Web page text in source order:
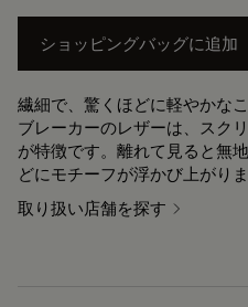
ショッピングバッグに追加
繊細で、驚くほどに軽やかな
ブレーカーのレザーは、スク
が特徴です。離れて見ると無
どにモチーフが浮かび上がりま
取り扱い店舗を探す